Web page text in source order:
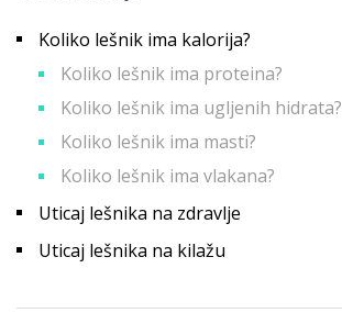
Koliko lešnik ima kalorija?
Koliko lešnik ima proteina?
Koliko lešnik ima ugljenih hidrata?
Koliko lešnik ima masti?
Koliko lešnik ima vlakana?
Uticaj lešnika na zdravlje
Uticaj lešnika na kilažu